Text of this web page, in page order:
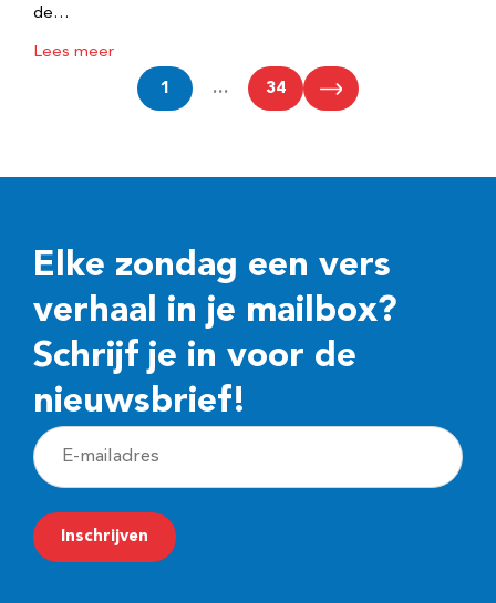
de…
Lees meer
1 … 34
Elke zondag een vers
verhaal in je mailbox?
Schrijf je in voor de
nieuwsbrief!
E
-
m
a
Inschrijven